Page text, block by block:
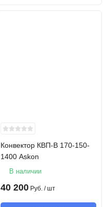
Конвектор КВП-В 170-150-
1400 Askon
В наличии
40 200 Руб. / шт